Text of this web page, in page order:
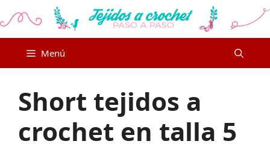
al
Menú
Short tejidos a
crochet en talla 5